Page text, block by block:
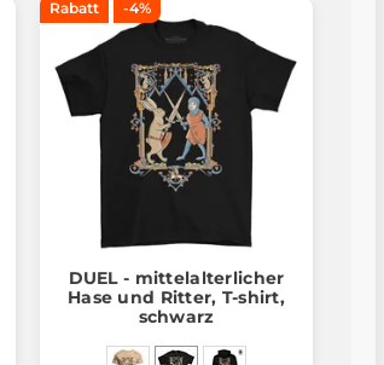
Rabatt -4%
DUEL - mittelalterlicher
Hase und Ritter, T-shirt,
schwarz